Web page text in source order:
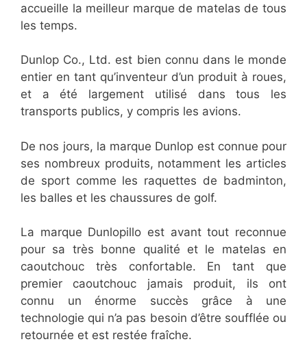
accueille la meilleur marque de matelas de tous
les temps.
Dunlop Co., Ltd. est bien connu dans le monde
entier en tant qu’inventeur d’un produit à roues,
et a été largement utilisé dans tous les
transports publics, y compris les avions.
De nos jours, la marque Dunlop est connue pour
ses nombreux produits, notamment les articles
de sport comme les raquettes de badminton,
les balles et les chaussures de golf.
La marque Dunlopillo est avant tout reconnue
pour sa très bonne qualité et le matelas en
caoutchouc très confortable. En tant que
premier caoutchouc jamais produit, ils ont
connu un énorme succès grâce à une
technologie qui n’a pas besoin d’être soufflée ou
retournée et est restée fraîche.